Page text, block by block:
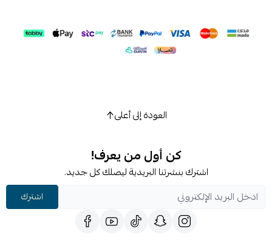
العودة إلى أعلى
كن أول من يعرف!
اشترك بنشرتنا البريدية ليصلك كل جديد.
اشترك